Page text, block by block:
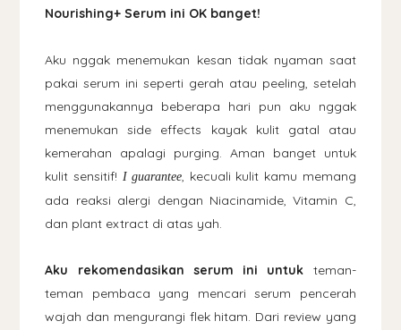
Nourishing+ Serum ini OK banget!
Aku nggak menemukan kesan tidak nyaman saat
pakai serum ini seperti gerah atau peeling, setelah
menggunakannya beberapa hari pun aku nggak
menemukan side effects kayak kulit gatal atau
kemerahan apalagi purging. Aman banget untuk
kulit sensitif! I guarantee, kecuali kulit kamu memang
ada reaksi alergi dengan Niacinamide, Vitamin C,
dan plant extract di atas yah.
Aku rekomendasikan serum ini untuk teman-
teman pembaca yang mencari serum pencerah
wajah dan mengurangi flek hitam. Dari review yang